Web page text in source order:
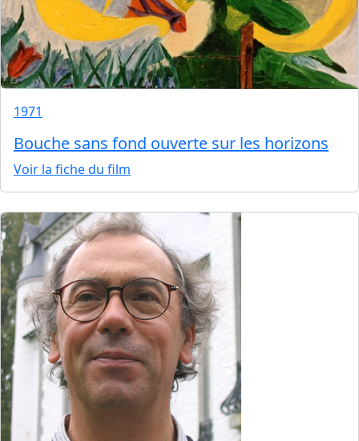
1971
Bouche sans fond ouverte sur les horizons
Voir la fiche du film